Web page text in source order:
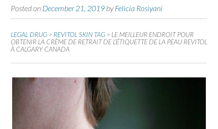
Posted on December 21, 2019 byFelicia Rosiyani
LEGAL DRUG > REVITOL SKIN TAG > LE MEILLEUR ENDROIT POUR
OBTENIR LA CRÈME DE RETRAIT DE L’ÉTIQUETTE DE LA PEAU REVITOL
À CALGARY CANADA